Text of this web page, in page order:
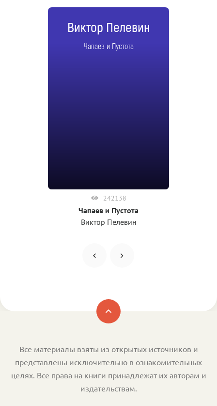
Виктор Пелевин
Чапаев и Пустота
242138
Чапаев и Пустота
Виктор Пелевин
Все материалы взяты из открытых источников и
представлены исключительно в ознакомительных
целях. Все права на книги принадлежат их авторам и
издательствам.